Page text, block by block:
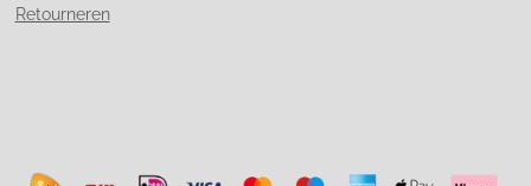
Retourneren